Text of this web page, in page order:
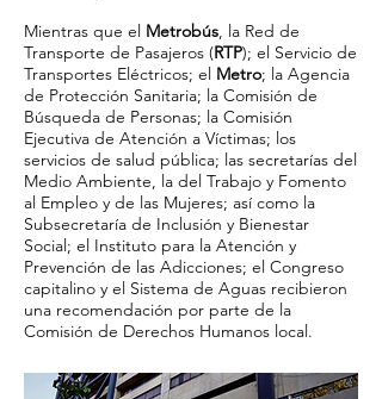
Mientras que el Metrobús, la Red de
Transporte de Pasajeros (RTP); el Servicio de
Transportes Eléctricos; el Metro; la Agencia
de Protección Sanitaria; la Comisión de
Búsqueda de Personas; la Comisión
Ejecutiva de Atención a Víctimas; los
servicios de salud pública; las secretarías del
Medio Ambiente, la del Trabajo y Fomento
al Empleo y de las Mujeres; así como la
Subsecretaría de Inclusión y Bienestar
Social; el Instituto para la Atención y
Prevención de las Adicciones; el Congreso
capitalino y el Sistema de Aguas recibieron
una recomendación por parte de la
Comisión de Derechos Humanos local.